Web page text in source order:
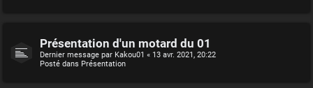
Présentation d'un motard du 01
Dernier message par Kakou01 « 13 avr. 2021, 20:22
Posté dans Présentation